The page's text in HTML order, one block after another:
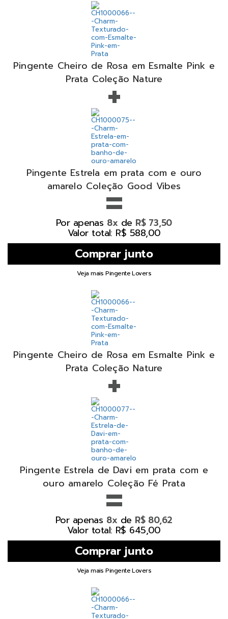
Pingente Cheiro de Rosa em Esmalte Pink e
Prata Coleção Nature
+
Pingente Estrela em prata com e ouro
amarelo Coleção Good Vibes
=
Por apenas 8x de R$ 73,50
Valor total: R$ 588,00
Veja mais Pingente Lovers
Pingente Cheiro de Rosa em Esmalte Pink e
Prata Coleção Nature
+
Pingente Estrela de Davi em prata com e
ouro amarelo Coleção Fé Prata
=
Por apenas 8x de R$ 80,62
Valor total: R$ 645,00
Veja mais Pingente Lovers